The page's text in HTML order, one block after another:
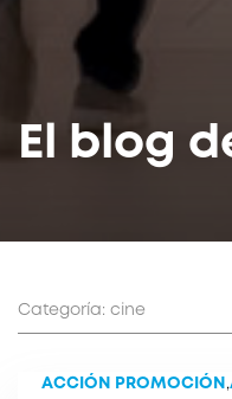
El blog
Categoría: cine
ACCIÓN PROMOCIÓN ,